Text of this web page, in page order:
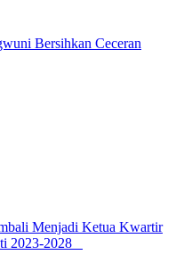
Bersihkan Ceceran
Menjadi Ketua Kwartir
2023-2028